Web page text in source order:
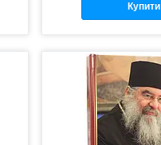
Купити